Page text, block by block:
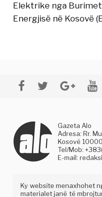
Elektrike nga
Energjisë në Kosovë
Gazeta Alo
Adresa: Rr.
Kosovë 10000
Tel/Mob:
E-mail:
Ky website menaxhohet
materialet janë të